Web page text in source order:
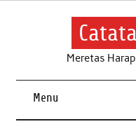
Skip
Meretas
Menu